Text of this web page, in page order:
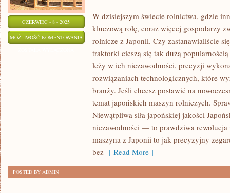
CZERWIEC - 8 - 2025
MOŻLIWOŚĆ KOMENTOWANIA
JAPOŃSKICH
TRAKTORKÓW:
PRZEWODNIK
ROLNIKA
W dzisiejszym świecie rolnictwa, gdzie
kluczową rolę, coraz więcej gospodarzy
rolnicze z Japonii. Czy zastanawialiście
traktorki cieszą się tak dużą
leży w ich niezawodności, precyzji
rozwiązaniach technologicznych, które
branży. Jeśli chcesz postawić na
temat japońskich maszyn rolniczych.
Niewątpliwa siła japońskiej jakości
niezawodności — to prawdziwa rewolucja
maszyna z Japonii to jak precyzyjny
bez [ Read More ]
POSTED BY ADMIN